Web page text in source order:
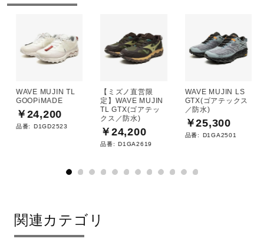
WAVE MUJIN TL
GOOPiMADE
￥24,200
品番: D1GD2523
【ミズノ直営限
定】WAVE MUJIN
TL GTX(ゴアテッ
クス／防水)
￥24,200
品番: D1GA2619
WAVE MUJIN LS
GTX(ゴアテックス
／防水)
￥25,300
品番: D1GA2501
関連カテゴリ